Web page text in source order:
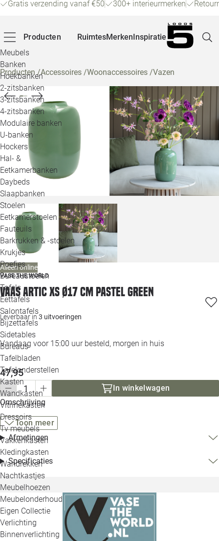
Gratis verzending vanaf €50 300+ interieurmerken
Producten
Meubels
Banken
Hoekbanken
2-zitsbanken
3-zitsbanken
4-zitsbanken
Modulaire banken
U-banken
Hockers
Hal- &
Eetkamerbanken
Daybeds
Slaapbanken
Stoelen
Eetkamerstoelen
Fauteuils
Barkrukken & -stoelen
Krukjes
Poefjes
Bureaustoelen
Tafels
Eettafels
Salontafels
Bijzettafels
Sidetables
Bureaus
Tafelbladen
Tafelonderstellen
Kasten
Wandkasten
Vitrinekasten
Dressoirs
Tv meubels
Vakkenkasten
Kledingkasten
Wandrekken
Nachtkastjes
Meubelhoezen
Meubelonderhoud
Eigen Collectie
Verlichting
Binnenverlichting
RuimtesMerkenInspiratie
Producten/Accessoires /Woonaccessoires /Vazen
Alleen online
VASE THE WORLD
Vaas Artic XS Ø17 cm pastel green
Leverbaar in 3 uitvoeringen
Vandaag voor 15:00 uur besteld, morgen in huis
47,95
In winkelwagen
Omschrijving
Toon meer
Afmetingen
Specificaties